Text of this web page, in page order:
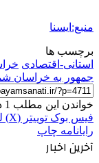
منبع:ایسنا
برچسب ها
استانی-اقتصادی
‌جمهور به خراسان
خواندن این مطلب 1 دقیقه زمان میبرد
فیس بوک توییتر (X)
رایانامه چاپ
آخرین اخبار